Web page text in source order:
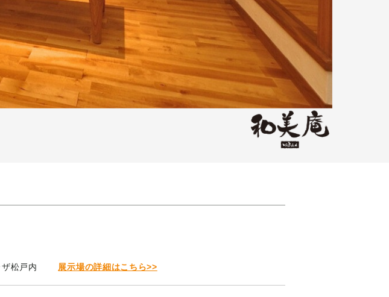
松戸内 展示場の詳細はこちら>>